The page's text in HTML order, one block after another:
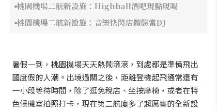
桃園機場二航新設施：Highball酒吧現點現喝
桃園機場二航新設施：音樂快閃店體驗當DJ
暑假一到，桃園機場天天熱鬧滾滾，到處都是準備飛出
國度假的人潮。出境過關之後，距離登機起飛通常還有
一小段等待時間，除了逛免稅店、坐按摩椅，或者在特
色候機室拍照打卡，現在第二航廈多了超厲害的全新設